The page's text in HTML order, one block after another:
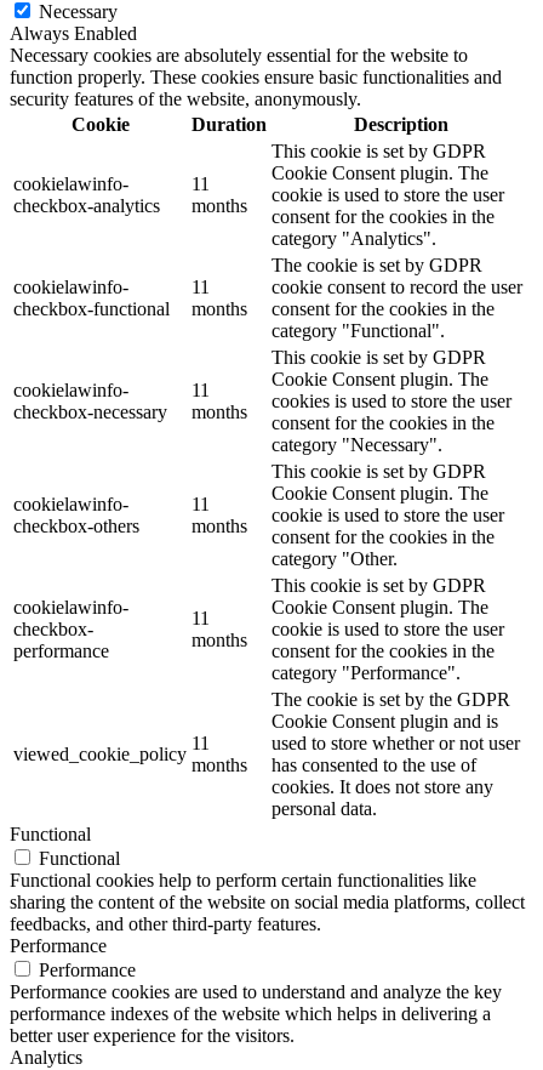
Necessary
Always Enabled
Necessary cookies are absolutely essential for the website to
function properly. These cookies ensure basic functionalities and
security features of the website, anonymously.
Cookie
Duration Description
cookielawinfo-
checkbox-analytics
11
months
This cookie is set by GDPR
Cookie Consent plugin. The
cookie is used to store the user
consent for the cookies in the
category "Analytics".
cookielawinfo-
checkbox-functional
11
months
The cookie is set by GDPR
cookie consent to record the user
consent for the cookies in the
category "Functional".
cookielawinfo-
checkbox-necessary
11
months
This cookie is set by GDPR
Cookie Consent plugin. The
cookies is used to store the user
consent for the cookies in the
category "Necessary".
cookielawinfo-
checkbox-others
11
months
This cookie is set by GDPR
Cookie Consent plugin. The
cookie is used to store the user
consent for the cookies in the
category "Other.
cookielawinfo-
checkbox-
performance
11
months
This cookie is set by GDPR
Cookie Consent plugin. The
cookie is used to store the user
consent for the cookies in the
category "Performance".
viewed_cookie_policy
11
months
The cookie is set by the GDPR
Cookie Consent plugin and is
used to store whether or not user
has consented to the use of
cookies. It does not store any
personal data.
Functional
Functional
Functional cookies help to perform certain functionalities like
sharing the content of the website on social media platforms, collect
feedbacks, and other third-party features.
Performance
Performance
Performance cookies are used to understand and analyze the key
performance indexes of the website which helps in delivering a
better user experience for the visitors.
Analytics